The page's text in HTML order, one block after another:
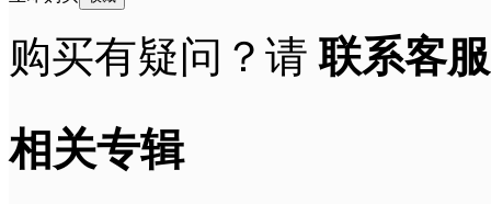
购买有疑问？请联系客服
相关专辑